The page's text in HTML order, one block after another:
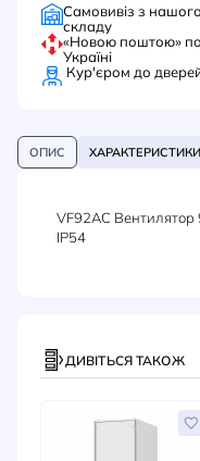
Самовивіз з нашого
складу
«Новою поштою» по
Україні
Кур'єром до
ОПИС ХАРАКТЕРИСТИКИ
VF92AC
IP54
ДИВІТЬСЯ ТАКОЖ